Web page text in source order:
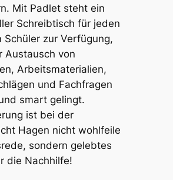
Mit Padlet steht ein
Schreibtisch für jeden
Schüler zur Verfügung,
Austausch von
Arbeitsmaterialien,
und Fachfragen
smart gelingt.
ist bei der
Hagen nicht wohlfeile
sondern gelebtes
die Nachhilfe!